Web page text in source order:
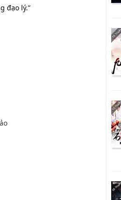
đạo lý.”